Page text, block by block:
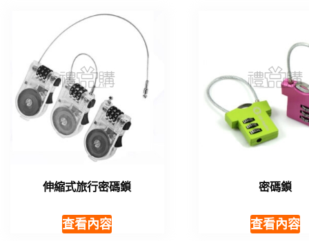
伸縮式旅行密碼鎖
查看內容
密碼鎖
查看內容